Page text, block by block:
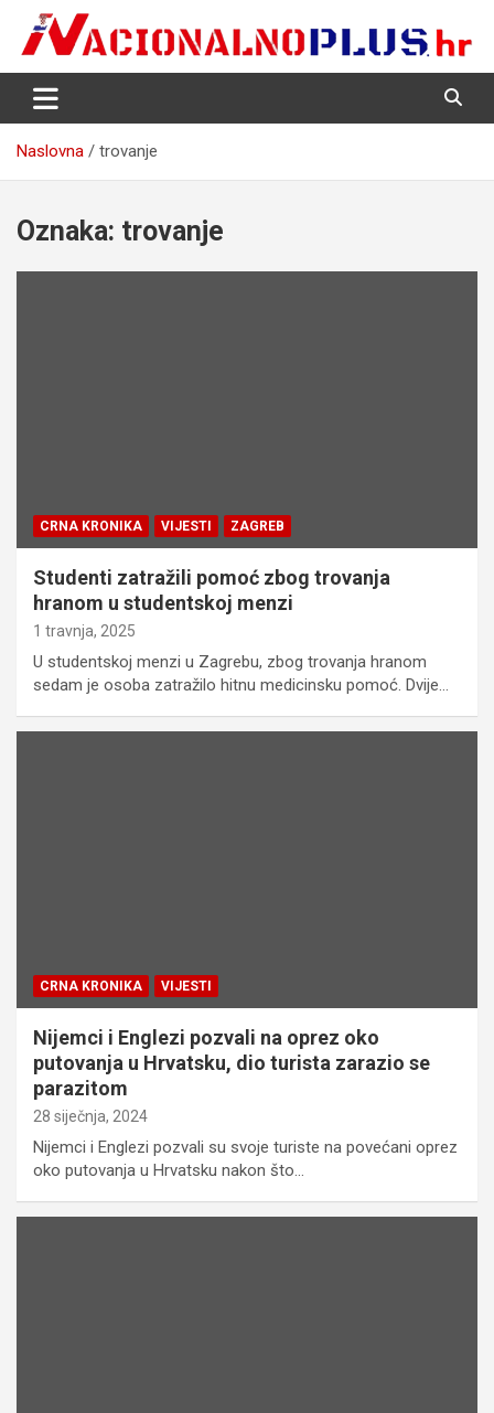
content
NacionalnoPlus.hr
Nacija želi znati više
Naslovna trovanje
Oznaka: trovanje
CRNA KRONIKA VIJESTI ZAGREB
Studenti zatražili pomoć zbog trovanja
hranom u studentskoj menzi
1 travnja, 2025
U studentskoj menzi u Zagrebu, zbog trovanja hranom
sedam je osoba zatražilo hitnu medicinsku pomoć. Dvije…
CRNA KRONIKA VIJESTI
Nijemci i Englezi pozvali na oprez oko
putovanja u Hrvatsku, dio turista zarazio se
parazitom
28 siječnja, 2024
Nijemci i Englezi pozvali su svoje turiste na povećani oprez
oko putovanja u Hrvatsku nakon što…